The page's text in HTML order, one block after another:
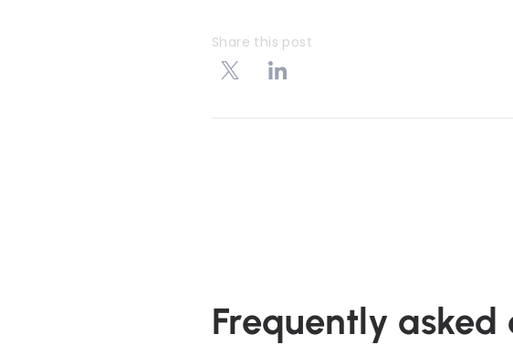
Share this post
Frequently asked